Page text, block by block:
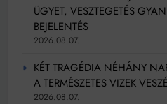
ÜGYET, VESZTEGETÉS
BEJELENTÉS
2026.08.07.
KÉT TRAGÉDIA NÉHÁNY
A TERMÉSZETES VIZEK
2026.08.07.